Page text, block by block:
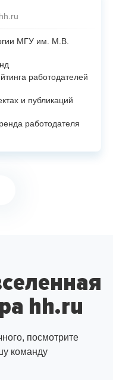
МГУ им. М.В.
работодателей
и публикаций
работодателя
hh.ru
посмотрите
команду